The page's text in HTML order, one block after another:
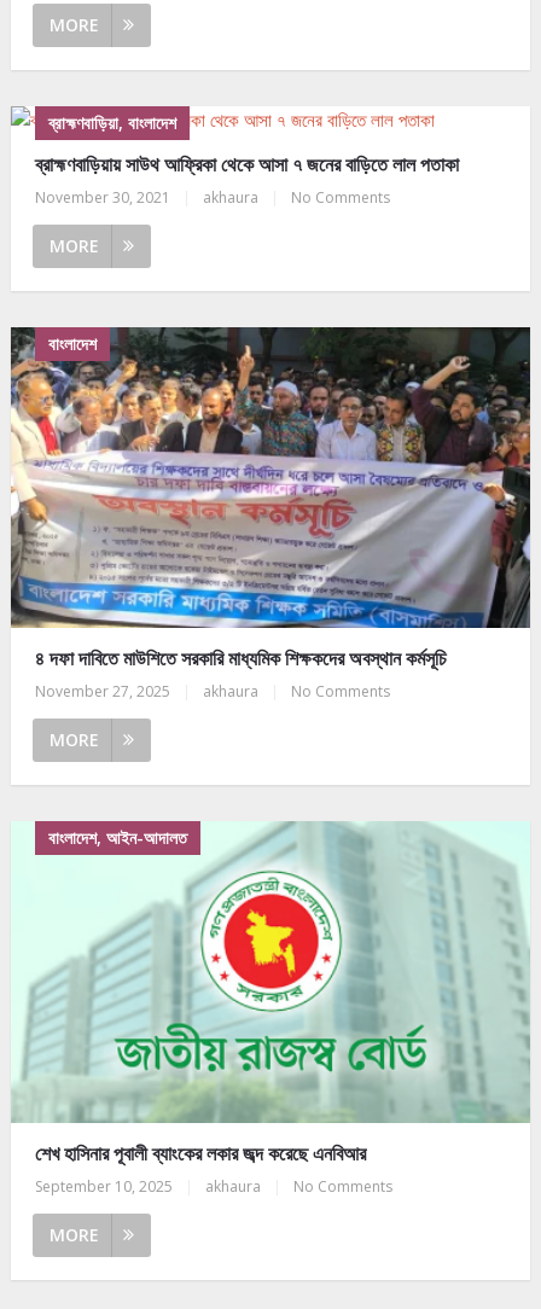
MORE
ব্রাহ্মণবাড়িয়া, বাংলাদেশ
ব্রাহ্মণবাড়িয়ায় সাউথ আফ্রিকা থেকে আসা ৭ জনের বাড়িতে লাল পতাকা
November 30, 2021 akhaura No Comments
MORE
বাংলাদেশ
৪ দফা দাবিতে মাউশিতে সরকারি মাধ্যমিক শিক্ষকদের অবস্থান কর্মসূচি
November 27, 2025 akhaura No Comments
MORE
বাংলাদেশ, আইন-আদালত
শেখ হাসিনার পূবালী ব্যাংকের লকার জব্দ করেছে এনবিআর
September 10, 2025 akhaura No Comments
MORE